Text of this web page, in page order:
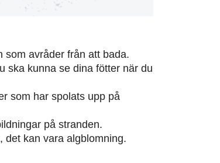
som avråder från att bada.
ska kunna se dina fötter när du
som har spolats upp på
på stranden.
det kan vara algblomning.